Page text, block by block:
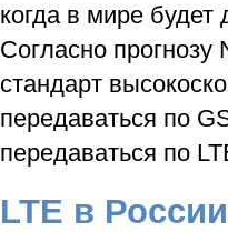
когда в мире будет
Согласно прогнозу
стандарт
передаваться по
передаваться по
LTE в